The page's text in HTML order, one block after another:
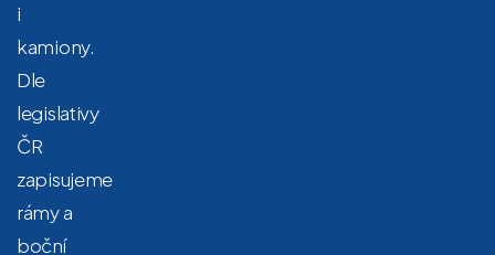
i
kamiony.
Dle
legislativy
ČR
zapisujeme
rámy a
boční